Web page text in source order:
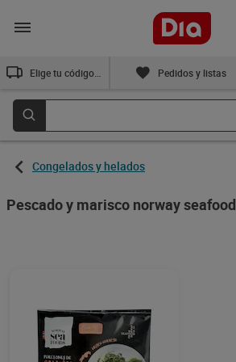
Pedidos y listas
Congelados y helados
Pescado y marisco norway seafood